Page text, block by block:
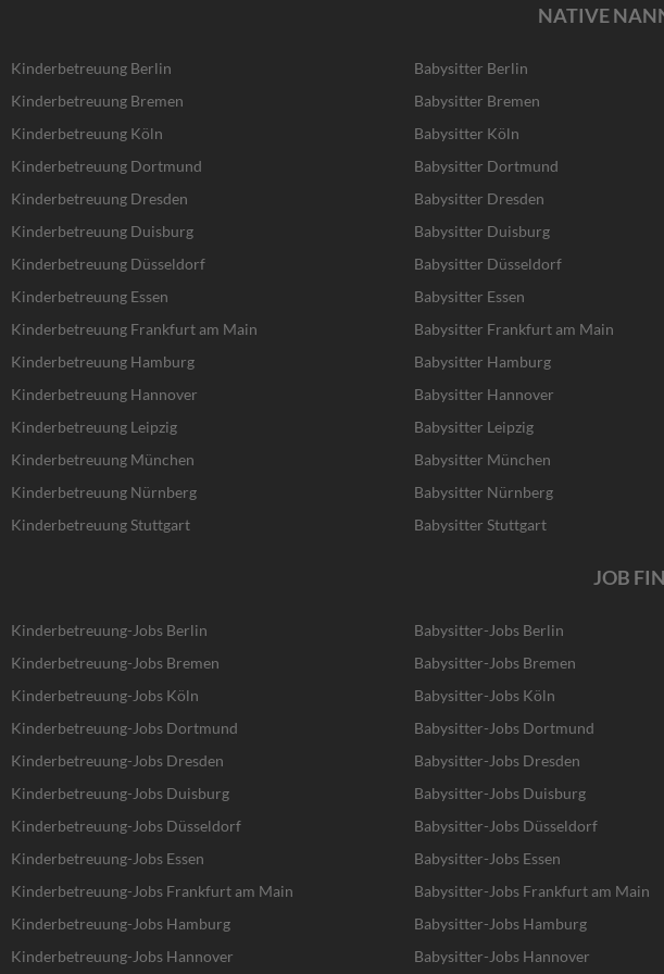
NATIVE
Kinderbetreuung Berlin
Kinderbetreuung Bremen
Kinderbetreuung Köln
Kinderbetreuung Dortmund
Kinderbetreuung Dresden
Kinderbetreuung Duisburg
Kinderbetreuung Düsseldorf
Kinderbetreuung Essen
Kinderbetreuung Frankfurt am Main
Kinderbetreuung Hamburg
Kinderbetreuung Hannover
Kinderbetreuung Leipzig
Kinderbetreuung München
Kinderbetreuung Nürnberg
Kinderbetreuung Stuttgart
Babysitter Berlin
Babysitter Bremen
Babysitter Köln
Babysitter Dortmund
Babysitter Dresden
Babysitter Duisburg
Babysitter Düsseldorf
Babysitter Essen
Babysitter Frankfurt am Main
Babysitter Hamburg
Babysitter Hannover
Babysitter Leipzig
Babysitter München
Babysitter Nürnberg
Babysitter Stuttgart
JOB
Kinderbetreuung-Jobs Berlin
Kinderbetreuung-Jobs Bremen
Kinderbetreuung-Jobs Köln
Kinderbetreuung-Jobs Dortmund
Kinderbetreuung-Jobs Dresden
Kinderbetreuung-Jobs Duisburg
Kinderbetreuung-Jobs Düsseldorf
Kinderbetreuung-Jobs Essen
Kinderbetreuung-Jobs Frankfurt am Main
Kinderbetreuung-Jobs Hamburg
Kinderbetreuung-Jobs Hannover
Babysitter-Jobs Berlin
Babysitter-Jobs Bremen
Babysitter-Jobs Köln
Babysitter-Jobs Dortmund
Babysitter-Jobs Dresden
Babysitter-Jobs Duisburg
Babysitter-Jobs Düsseldorf
Babysitter-Jobs Essen
Babysitter-Jobs Frankfurt am Main
Babysitter-Jobs Hamburg
Babysitter-Jobs Hannover